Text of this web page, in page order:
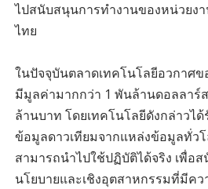
ไปสนับสนุนการทำงานของหน่วยง
ไทย
ในปัจจุบันตลาดเทคโนโลยีอวกาศข
มีมูลค่ามากกว่า 1 พันล้านดอลลาร์
ล้านบาท โดยเทคโนโลยีดังกล่าวไ
ข้อมูลดาวเทียมจากแหล่งข้อมูลทั่ว
สามารถนำไปใช้ปฏิบัติได้จริง เพื่อ
นโยบายและเชิงอุตสาหกรรมที่มีค